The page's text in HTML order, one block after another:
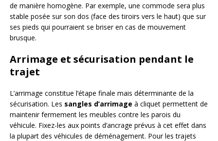
de manière homogène. Par exemple, une commode sera plus
stable posée sur son dos (face des tiroirs vers le haut) que sur
ses pieds qui pourraient se briser en cas de mouvement
brusque.
Arrimage et sécurisation pendant le
trajet
L’arrimage constitue l’étape finale mais déterminante de la
sécurisation. Les sangles d’arrimage à cliquet permettent de
maintenir fermement les meubles contre les parois du
véhicule. Fixez-les aux points d’ancrage prévus à cet effet dans
la plupart des véhicules de déménagement. Pour les trajets